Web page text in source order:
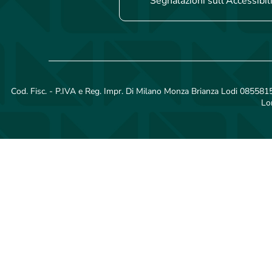
Cod. Fisc. - P.IVA e Reg. Impr. Di Milano Monza Brianza Lodi